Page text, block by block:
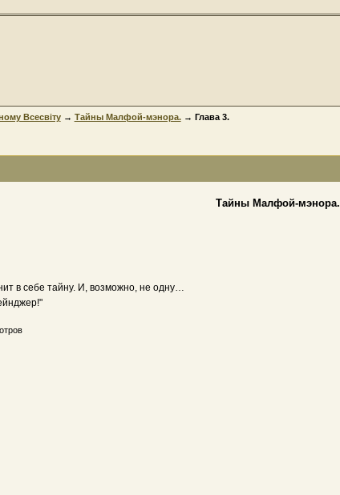
Всесвіту→ Тайны Малфой-мэнора.→ Глава 3.
Тайны Малфой-мэнора.
в себе тайну. И, возможно, не одну…